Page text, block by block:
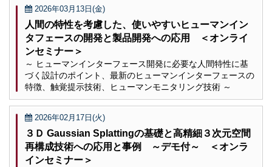
2026年03月13日(金)
人間の特性を考慮した、使いやすいヒューマンイン
タフェースの開発と製品開発への応用 ＜オンライ
ンセミナー＞
～ ヒューマンインターフェース開発に必要な人間特性に基
づく設計のポイント、最新のヒューマンインターフェースの
特徴、触覚提示技術、ヒューマンモニタリング技術 ～
2026年02月17日(火)
３Ｄ Gaussian Splattingの基礎と高精細３次元空間
再構成技術への応用と事例 ～デモ付～ ＜オンラ
インセミナー＞